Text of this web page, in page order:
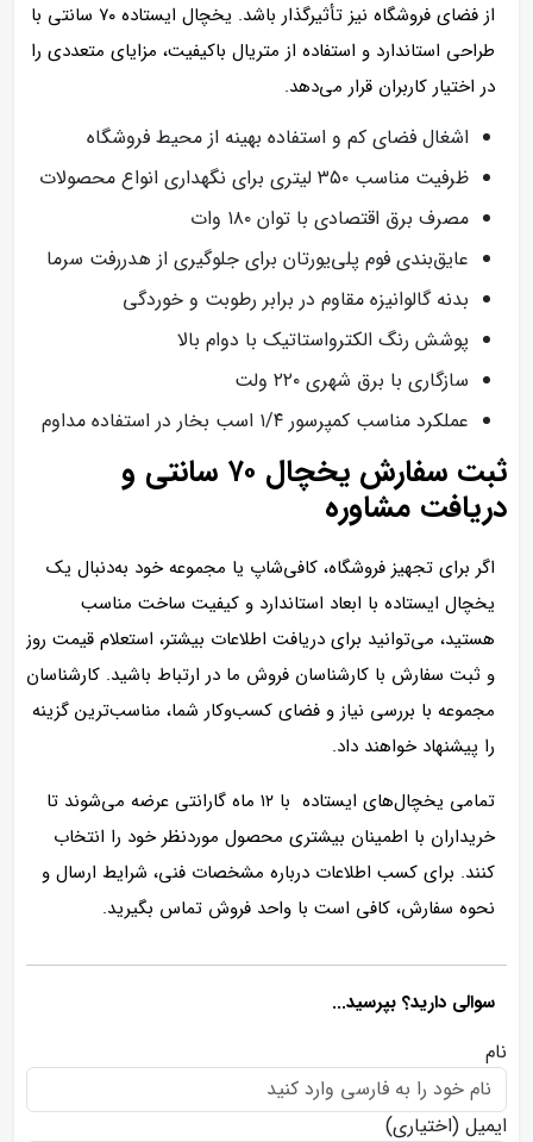
از فضای فروشگاه نیز تأثیرگذار باشد. یخچال ایستاده ۷۰ سانتی با
طراحی استاندارد و استفاده از متریال باکیفیت، مزایای متعددی را
در اختیار کاربران قرار می‌دهد.
اشغال فضای کم و استفاده بهینه از محیط فروشگاه
ظرفیت مناسب ۳۵۰ لیتری برای نگهداری انواع محصولات
مصرف برق اقتصادی با توان ۱۸۰ وات
عایق‌بندی فوم پلی‌یورتان برای جلوگیری از هدررفت سرما
بدنه گالوانیزه مقاوم در برابر رطوبت و خوردگی
پوشش رنگ الکترواستاتیک با دوام بالا
سازگاری با برق شهری ۲۲۰ ولت
عملکرد مناسب کمپرسور ۱/۴ اسب بخار در استفاده مداوم
ثبت سفارش یخچال ۷۰ سانتی و
دریافت مشاوره
اگر برای تجهیز فروشگاه، کافی‌شاپ یا مجموعه خود به‌دنبال یک
یخچال ایستاده با ابعاد استاندارد و کیفیت ساخت مناسب
هستید، می‌توانید برای دریافت اطلاعات بیشتر، استعلام قیمت روز
و ثبت سفارش با کارشناسان فروش ما در ارتباط باشید. کارشناسان
مجموعه با بررسی نیاز و فضای کسب‌وکار شما، مناسب‌ترین گزینه
را پیشنهاد خواهند داد.
تمامی یخچال‌های ایستاده با ۱۲ ماه گارانتی عرضه می‌شوند تا
خریداران با اطمینان بیشتری محصول موردنظر خود را انتخاب
کنند. برای کسب اطلاعات درباره مشخصات فنی، شرایط ارسال و
نحوه سفارش، کافی است با واحد فروش تماس بگیرید.
سوالی دارید؟ بپرسید...
نام
ایمیل (اختیاری)